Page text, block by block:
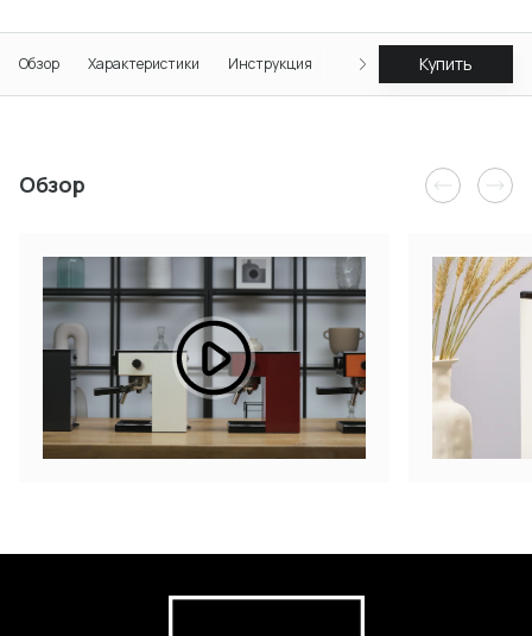
Обзор Характеристики Инструкция Отзывы Купить
Обзор